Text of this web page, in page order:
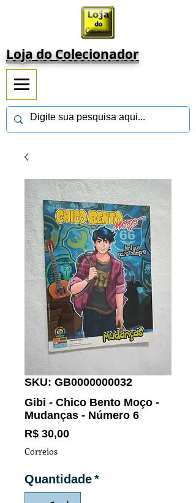
Loja do Colecionador
SKU: GB0000000032
Gibi - Chico Bento Moço -
Mudanças - Número 6
R$ 30,00Preço
Correios
Quantidade*